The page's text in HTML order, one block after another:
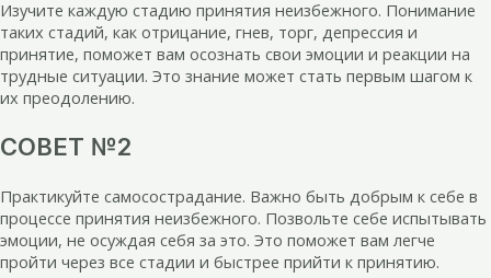
Изучите каждую стадию принятия неизбежного. Понимание
таких стадий, как отрицание, гнев, торг, депрессия и
принятие, поможет вам осознать свои эмоции и реакции на
трудные ситуации. Это знание может стать первым шагом к
их преодолению.
СОВЕТ №2
Практикуйте самосострадание. Важно быть добрым к себе в
процессе принятия неизбежного. Позвольте себе испытывать
эмоции, не осуждая себя за это. Это поможет вам легче
пройти через все стадии и быстрее прийти к принятию.